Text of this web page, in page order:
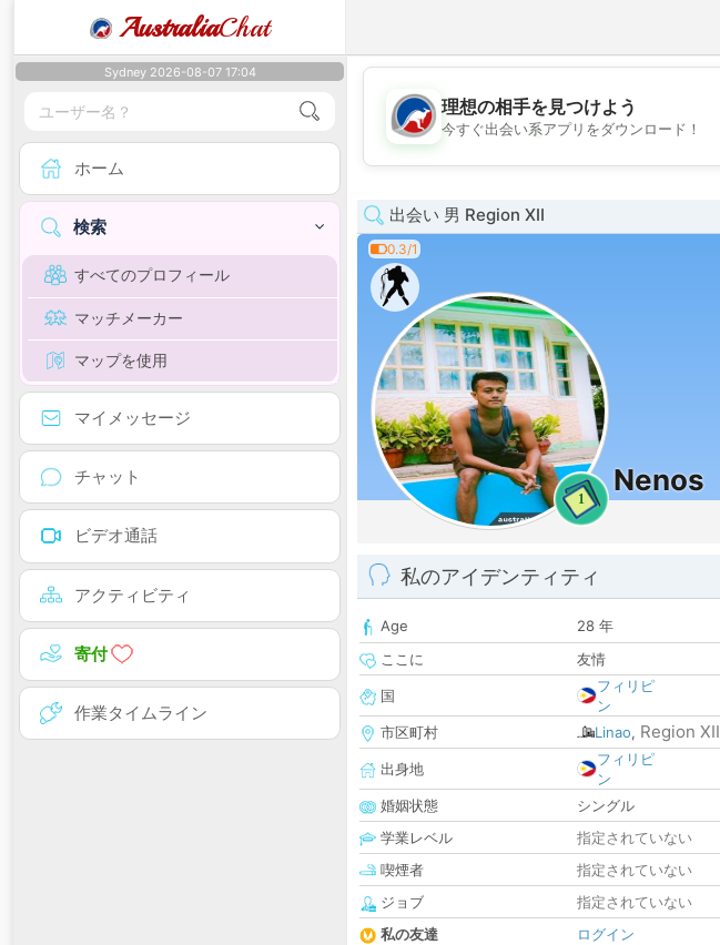
AustraliaChat
Sydney 2026-08-07 17:04
ホーム
検索
すべてのプロフィール
マッチメーカー
マップを使用
マイメッセージ
チャット
ビデオ通話
アクティビティ
寄付
作業タイムライン
💖
理想の相手を見つけよう
今すぐ出会い系アプリをダウンロード！
出会い 男 Region XII
0.3/1
1
Nenos
私のアイデンティティ
Age
28 年
ここに
友情
国
フィリピ
ン
市区町村
Linao, Region XII
出身地
フィリピ
ン
婚姻状態
シングル
学業レベル
指定されていない
喫煙者
指定されていない
ジョブ
指定されていない
私の友達
ログイン